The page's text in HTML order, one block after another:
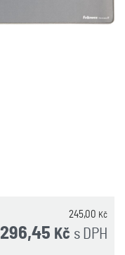
245,00 Kč
s DPH
296,45 Kč